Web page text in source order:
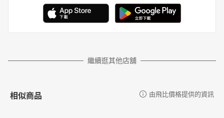
繼續逛其他店舖
相似商品 由飛比價格提供的資訊